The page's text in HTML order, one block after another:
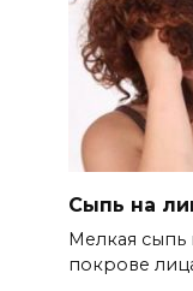
Сыпь на
Мелкая
покрове